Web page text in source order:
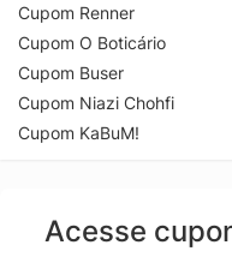
Cupom Renner
Cupom O Boticário
Cupom Buser
Cupom Niazi Chohfi
Cupom KaBuM!
Acesse